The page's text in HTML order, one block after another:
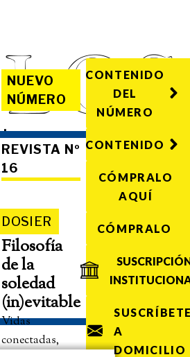
NUEVO
NÚMERO
·
REVISTA Nº
16
DOSIER
Filosofía
de la
soledad
(in)evitable
Vidas
conectadas,
CONTENIDO
DEL
NÚMERO
CONTENIDO
CÓMPRALO
AQUÍ
CÓMPRALO
A
DOMICILIO